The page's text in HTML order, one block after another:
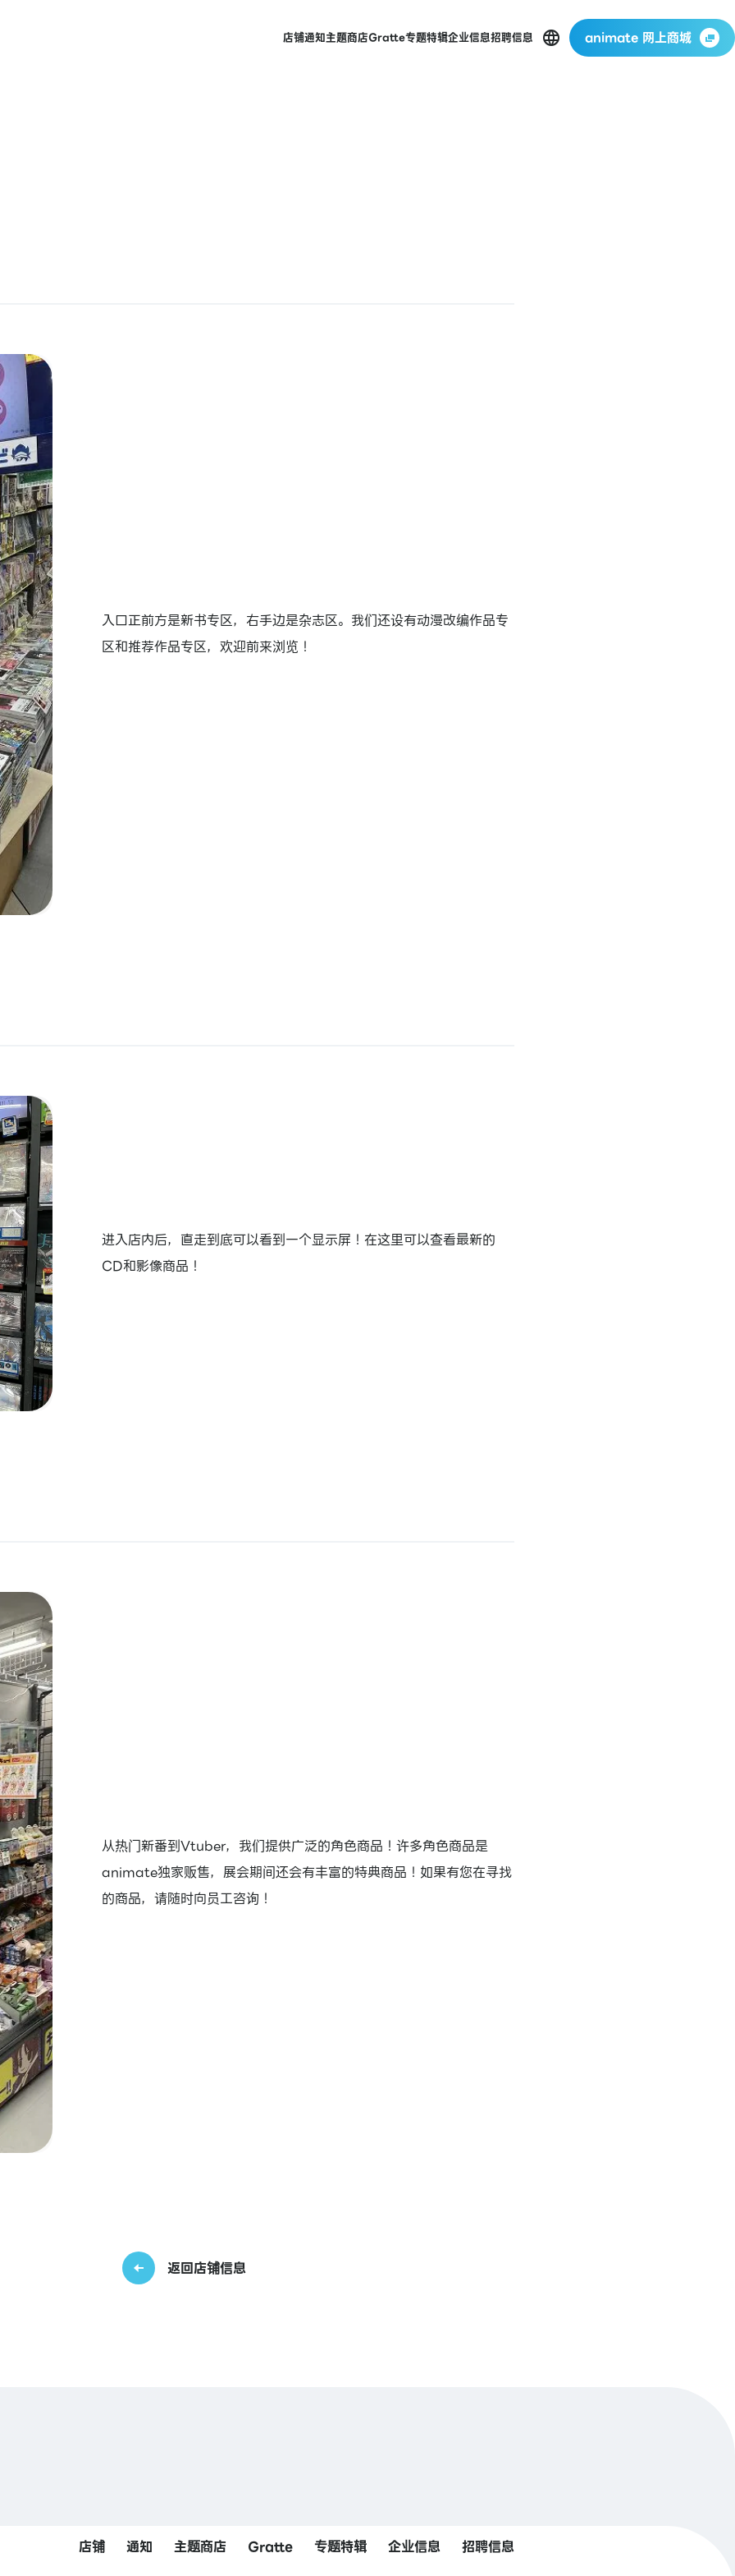
店铺通知主题商店Gratte专题特辑企业信息招聘信息 animate 网上商城
入口正前方是新书专区，右手边是杂志区。我们还设有动漫改编作品专
区和推荐作品专区，欢迎前来浏览！
进入店内后，直走到底可以看到一个显示屏！在这里可以查看最新的
CD和影像商品！
从热门新番到Vtuber，我们提供广泛的角色商品！许多角色商品是
animate独家贩售，展会期间还会有丰富的特典商品！如果有您在寻找
的商品，请随时向员工咨询！
返回店铺信息
店铺 通知 主题商店 Gratte 专题特辑 企业信息 招聘信息